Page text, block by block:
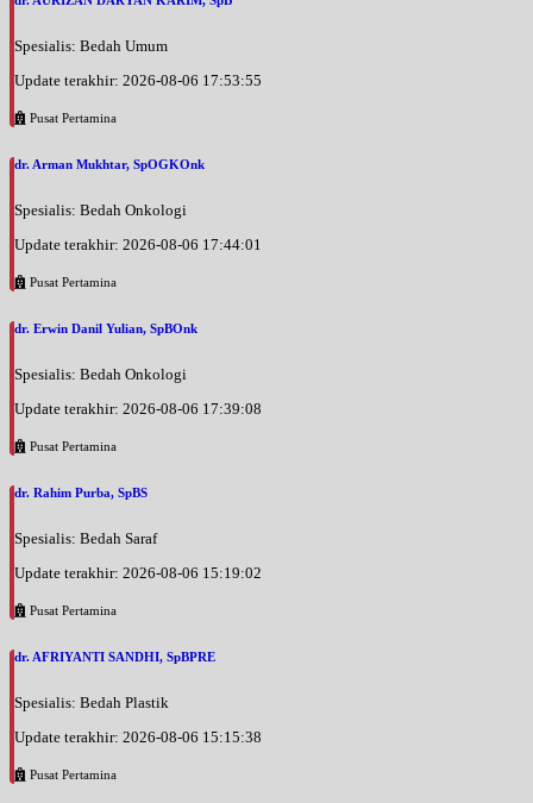
Spesialis: Bedah Umum
Update terakhir: 2026-08-06 17:53:55
Pusat Pertamina
dr. Arman Mukhtar, SpOGKOnk
Spesialis: Bedah Onkologi
Update terakhir: 2026-08-06 17:44:01
Pusat Pertamina
dr. Erwin Danil Yulian, SpBOnk
Spesialis: Bedah Onkologi
Update terakhir: 2026-08-06 17:39:08
Pusat Pertamina
dr. Rahim Purba, SpBS
Spesialis: Bedah Saraf
Update terakhir: 2026-08-06 15:19:02
Pusat Pertamina
dr. AFRIYANTI SANDHI, SpBPRE
Spesialis: Bedah Plastik
Update terakhir: 2026-08-06 15:15:38
Pusat Pertamina